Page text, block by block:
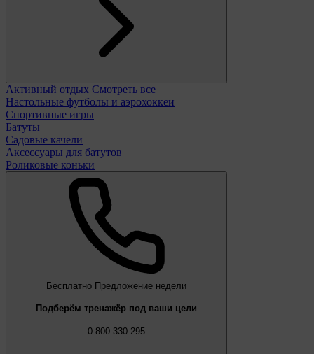
Активный отдых Смотреть все
Настольные футболы и аэрохоккеи
Спортивные игры
Батуты
Садовые качели
Аксессуары для батутов
Роликовые коньки
Бесплатно Предложение недели
Подберём тренажёр под ваши цели
0 800 330 295